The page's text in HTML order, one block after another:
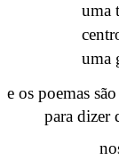
uma
uma
e os poemas
para dizer